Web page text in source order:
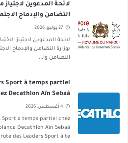
التضامن والإدماج
27 يوليو, 2026
التضامن وا...
Sport à temps partiel
Decathlon Aïn Sebaâ
4 أغسطس, 2026
Sport à temps partiel chez
Decathlon Aïn Sebaâ
des Leaders Sport à te...